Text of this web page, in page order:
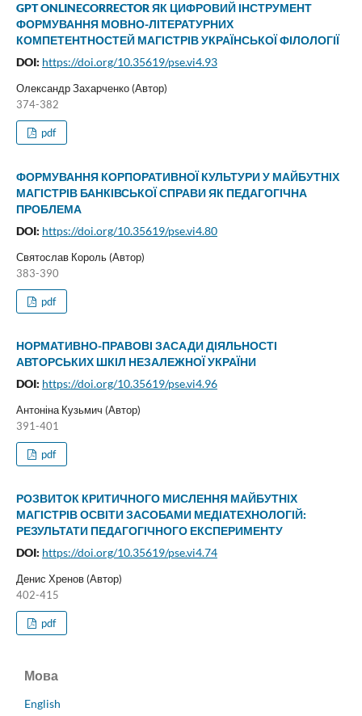
GPT ONLINECORRECTOR ЯК ЦИФРОВИЙ ІНСТРУМЕНТ
ФОРМУВАННЯ МОВНО-ЛІТЕРАТУРНИХ
КОМПЕТЕНТНОСТЕЙ МАГІСТРІВ УКРАЇНСЬКОЇ ФІЛОЛОГІЇ
DOI: https://doi.org/10.35619/pse.vi4.93
Олександр Захарченко (Автор)
374-382
pdf
ФОРМУВАННЯ КОРПОРАТИВНОЇ КУЛЬТУРИ У МАЙБУТНІХ
МАГІСТРІВ БАНКІВСЬКОЇ СПРАВИ ЯК ПЕДАГОГІЧНА
ПРОБЛЕМА
DOI: https://doi.org/10.35619/pse.vi4.80
Святослав Король (Автор)
383-390
pdf
НОРМАТИВНО-ПРАВОВІ ЗАСАДИ ДІЯЛЬНОСТІ
АВТОРСЬКИХ ШКІЛ НЕЗАЛЕЖНОЇ УКРАЇНИ
DOI: https://doi.org/10.35619/pse.vi4.96
Антоніна Кузьмич (Автор)
391-401
pdf
РОЗВИТОК КРИТИЧНОГО МИСЛЕННЯ МАЙБУТНІХ
МАГІСТРІВ ОСВІТИ ЗАСОБАМИ МЕДІАТЕХНОЛОГІЙ:
РЕЗУЛЬТАТИ ПЕДАГОГІЧНОГО ЕКСПЕРИМЕНТУ
DOI: https://doi.org/10.35619/pse.vi4.74
Денис Хренов (Автор)
402-415
pdf
Мова
English